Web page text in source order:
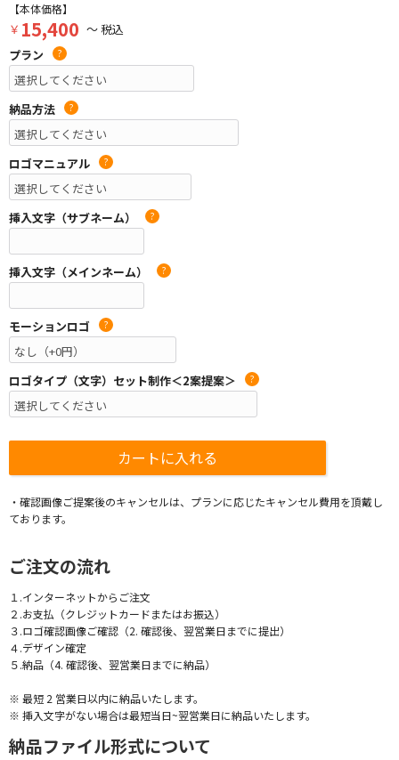
【本体価格】
￥ 15,400 ～ 税込
プラン
?
納品方法 ?
ロゴマニュアル ?
挿入文字（サブネーム） ?
挿入文字（メインネーム） ?
モーションロゴ ?
ロゴタイプ（文字）セット制作＜2案提案＞ ?
・確認画像ご提案後のキャンセルは、プランに応じたキャンセル費用を頂戴し
ております。
ご注文の流れ
１.インターネットからご注文
２.お支払（クレジットカードまたはお振込）
３.ロゴ確認画像ご確認（2. 確認後、翌営業日までに提出）
４.デザイン確定
５.納品（4. 確認後、翌営業日までに納品）
※ 最短 2 営業日以内に納品いたします。
※ 挿入文字がない場合は最短当日~翌営業日に納品いたします。
納品ファイル形式について